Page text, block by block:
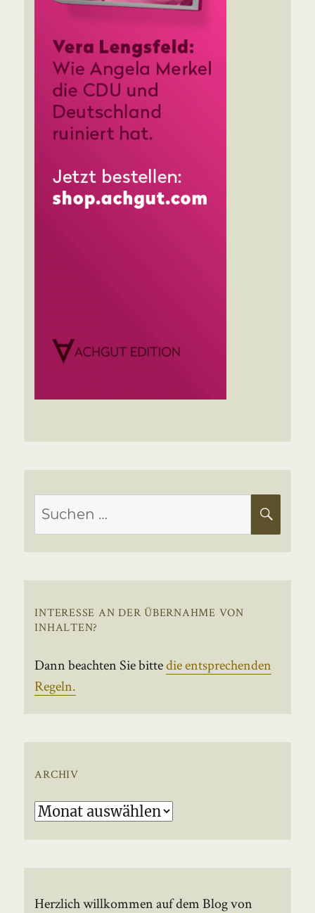
Suchen
nach:
INTERESSE AN DER ÜBERNAHME VON
INHALTEN?
Dann beachten Sie bittedie entsprechenden
Regeln.
ARCHIV
Archiv
Herzlich willkommen auf dem Blog von